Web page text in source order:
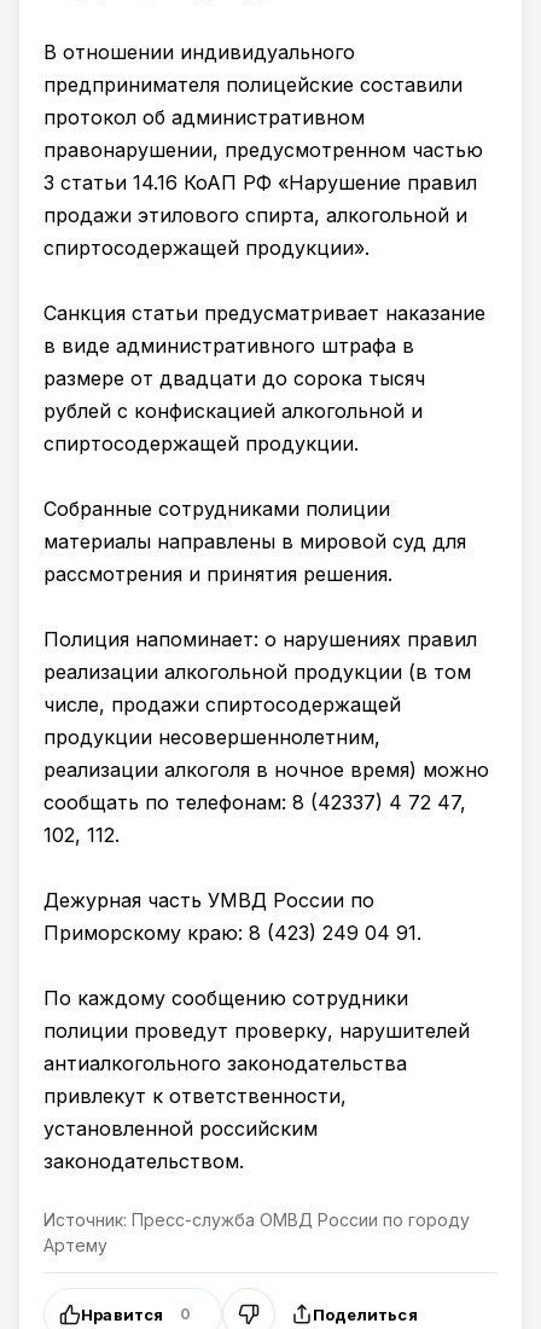
В отношении индивидуального
предпринимателя полицейские составили
протокол об административном
правонарушении, предусмотренном частью
3 статьи 14.16 КоАП РФ «Нарушение правил
продажи этилового спирта, алкогольной и
спиртосодержащей продукции».
Санкция статьи предусматривает наказание
в виде административного штрафа в
размере от двадцати до сорока тысяч
рублей с конфискацией алкогольной и
спиртосодержащей продукции.
Собранные сотрудниками полиции
материалы направлены в мировой суд для
рассмотрения и принятия решения.
Полиция напоминает: о нарушениях правил
реализации алкогольной продукции (в том
числе, продажи спиртосодержащей
продукции несовершеннолетним,
реализации алкоголя в ночное время) можно
сообщать по телефонам: 8 (42337) 4 72 47,
102, 112.
Дежурная часть УМВД России по
Приморскому краю: 8 (423) 249 04 91.
По каждому сообщению сотрудники
полиции проведут проверку, нарушителей
антиалкогольного законодательства
привлекут к ответственности,
установленной российским
законодательством.
Источник: Пресс-служба ОМВД России по городу
Артему
Нравится 0 Поделиться